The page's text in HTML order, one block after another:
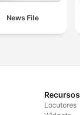
News File
Recursos
Locutores